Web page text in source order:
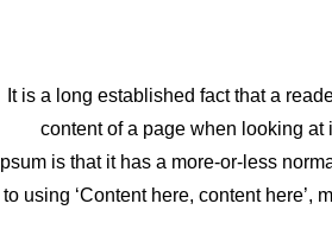
It is a long established fact that a
content of a page when looking
Ipsum is that it has a more-or-less
to using ‘Content here, content here’,